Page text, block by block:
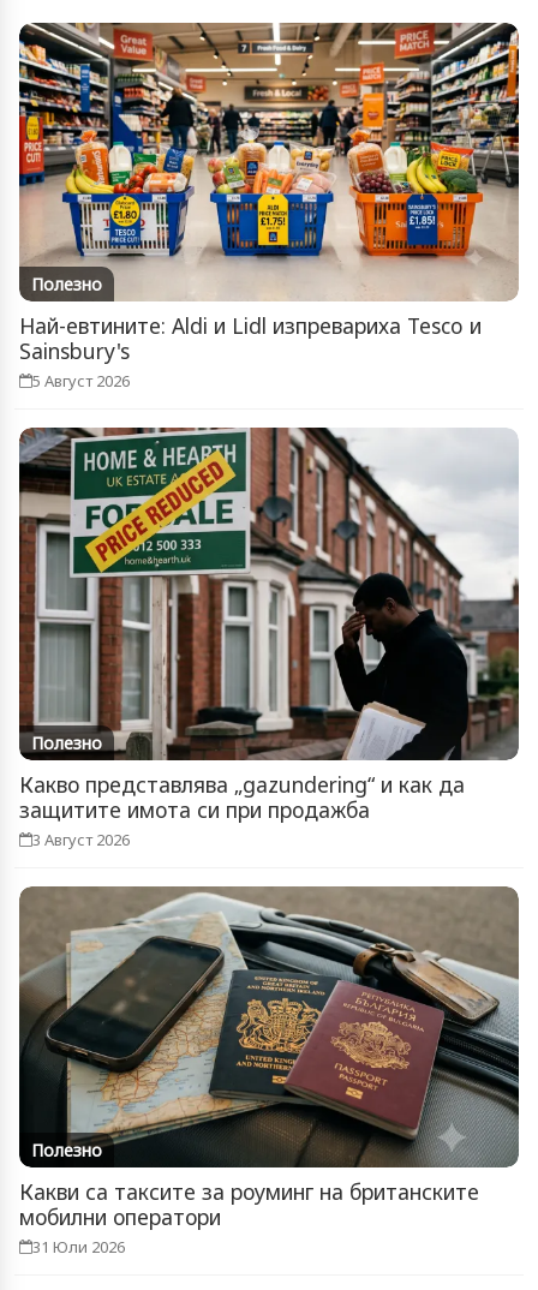
Полезно
Най-евтините: Aldi и Lidl изпревариха Tesco и
Sainsbury's
5 Август 2026
Полезно
Какво представлява „gazundering“ и как да
защитите имота си при продажба
3 Август 2026
Полезно
Какви са таксите за роуминг на британските
мобилни оператори
31 Юли 2026